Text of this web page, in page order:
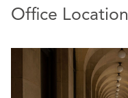
Office Location